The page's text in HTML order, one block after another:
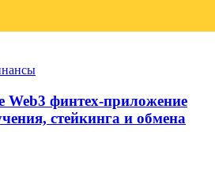
финтех-приложение
стейкинга и обмена